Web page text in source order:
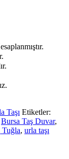
Taşı Etiketler:
Bursa Taş Duvar,
Tuğla, urla taşı